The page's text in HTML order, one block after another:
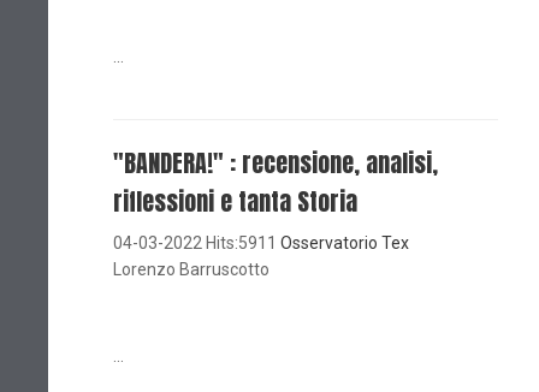
"BANDERA!" : recensione, analisi,
riflessioni e tanta Storia
04-03-2022 Hits:5911 Osservatorio Tex
Lorenzo Barruscotto